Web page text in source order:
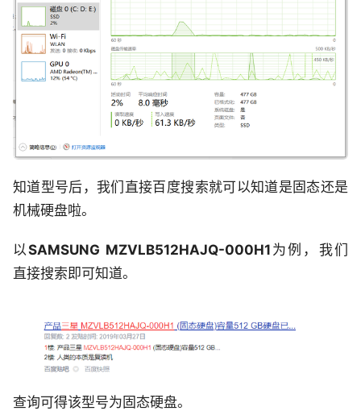
知道型号后，我们直接百度搜索就可以知道是固态还是
机械硬盘啦。
以SAMSUNG MZVLB512HAJQ-000H1 为例，我们
直接搜索即可知道。
查询可得该型号为固态硬盘。